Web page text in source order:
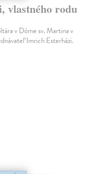
vlastného rodu
v Dóme sv. Martina v
Imrich Esterházi.